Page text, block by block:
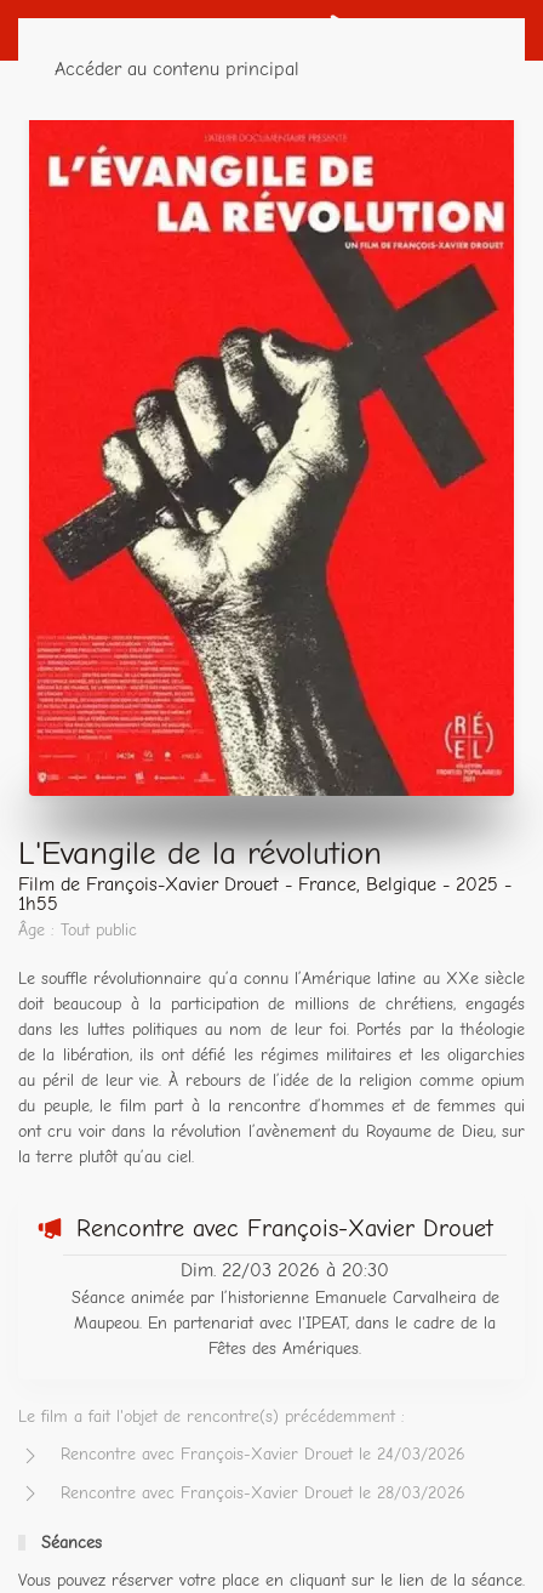
Accéder au contenu principal
L'Evangile de la révolution
Film de François-Xavier Drouet - France, Belgique - 2025 -
1h55
Âge : Tout public
Le souffle révolutionnaire qu’a connu l’Amérique latine au XXe siècle
doit beaucoup à la participation de millions de chrétiens, engagés
dans les luttes politiques au nom de leur foi. Portés par la théologie
de la libération, ils ont défié les régimes militaires et les oligarchies
au péril de leur vie. À rebours de l’idée de la religion comme opium
du peuple, le film part à la rencontre d’hommes et de femmes qui
ont cru voir dans la révolution l’avènement du Royaume de Dieu, sur
la terre plutôt qu’au ciel.
Rencontre avec François-Xavier Drouet
Dim. 22/03 2026 à 20:30
Séance animée par l’historienne Emanuele Carvalheira de
Maupeou. En partenariat avec l'IPEAT, dans le cadre de la
Fêtes des Amériques.
Le film a fait l'objet de rencontre(s) précédemment :
Rencontre avec François-Xavier Drouet le 24/03/2026
Rencontre avec François-Xavier Drouet le 28/03/2026
Séances
Vous pouvez réserver votre place en cliquant sur le lien de la séance.